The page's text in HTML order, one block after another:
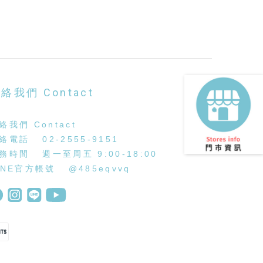
絡我們 Contact
我們 Contact
電話 02-2555-9151
時間 週一至周五 9:00-18:00
官方帳號 @485eqvvq